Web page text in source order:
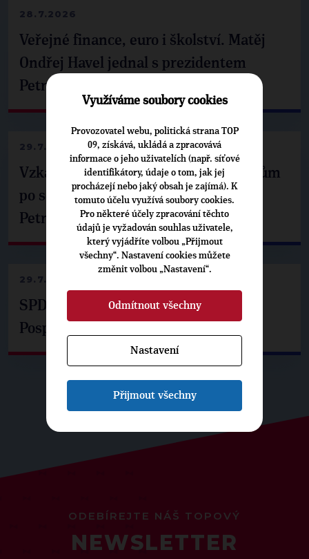
28.7.2026
Veřejné finance, euro i školství. Matěj
Ondřej Havel jednal s prezidentem
Petrem Pavlem
29.7.2026
Vzkaz Matěje Ondřeje Havla příznivcům
po setkání s prezidentem republiky
Petrem Pavlem
29.7.2026
SPD už není ve zprávě o extremismu.
Pospíšil: Je tu pachuť
ODEBÍREJTE NÁŠ TOPOVÝ
NEWSLETTER
Využíváme soubory cookies
Provozovatel webu, politická strana TOP
09, získává, ukládá a zpracovává
informace o jeho uživatelích (např. síťové
identifikátory, údaje o tom, jak jej
procházejí nebo jaký obsah je zajímá). K
tomuto účelu využívá soubory cookies.
Pro některé účely zpracování těchto
údajů je vyžadován souhlas uživatele,
který vyjádříte volbou „Přijmout
všechny“. Nastavení cookies můžete
změnit volbou „Nastavení“.
Odmítnout všechny
Nastavení
Přijmout všechny